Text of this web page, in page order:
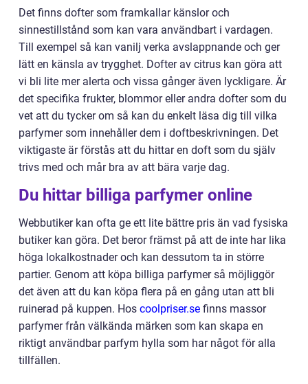
Det finns dofter som framkallar känslor och
sinnestillstånd som kan vara användbart i vardagen.
Till exempel så kan vanilj verka avslappnande och ger
lätt en känsla av trygghet. Dofter av citrus kan göra att
vi bli lite mer alerta och vissa gånger även lyckligare. Är
det specifika frukter, blommor eller andra dofter som du
vet att du tycker om så kan du enkelt läsa dig till vilka
parfymer som innehåller dem i doftbeskrivningen. Det
viktigaste är förstås att du hittar en doft som du själv
trivs med och mår bra av att bära varje dag.
Du hittar billiga parfymer online
Webbutiker kan ofta ge ett lite bättre pris än vad fysiska
butiker kan göra. Det beror främst på att de inte har lika
höga lokalkostnader och kan dessutom ta in större
partier. Genom att köpa billiga parfymer så möjliggör
det även att du kan köpa flera på en gång utan att bli
ruinerad på kuppen. Hos coolpriser.se finns massor
parfymer från välkända märken som kan skapa en
riktigt användbar parfym hylla som har något för alla
tillfällen.